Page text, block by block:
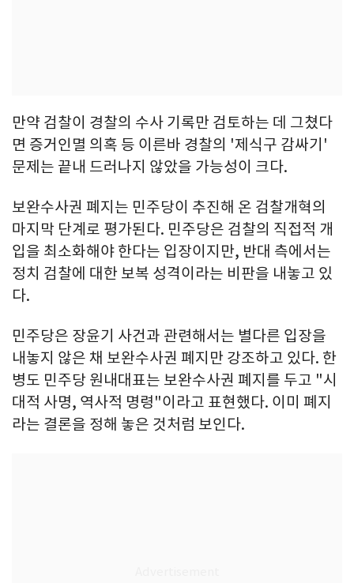
만약 검찰이 경찰의 수사 기록만 검토하는 데 그쳤다
면 증거인멸 의혹 등 이른바 경찰의 '제식구 감싸기'
문제는 끝내 드러나지 않았을 가능성이 크다.
보완수사권 폐지는 민주당이 추진해 온 검찰개혁의
마지막 단계로 평가된다. 민주당은 검찰의 직접적 개
입을 최소화해야 한다는 입장이지만, 반대 측에서는
정치 검찰에 대한 보복 성격이라는 비판을 내놓고 있
다.
민주당은 장윤기 사건과 관련해서는 별다른 입장을
내놓지 않은 채 보완수사권 폐지만 강조하고 있다. 한
병도 민주당 원내대표는 보완수사권 폐지를 두고 "시
대적 사명, 역사적 명령"이라고 표현했다. 이미 폐지
라는 결론을 정해 놓은 것처럼 보인다.